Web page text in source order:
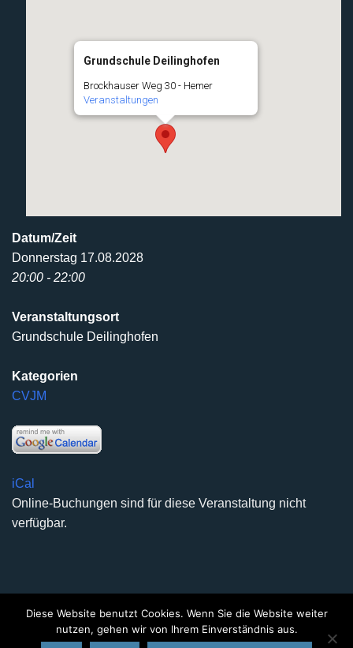
Grundschule Deilinghofen
Brockhauser Weg 30 - Hemer
Veranstaltungen
Datum/Zeit
Donnerstag 17.08.2028
20:00 - 22:00
Veranstaltungsort
Grundschule Deilinghofen
Kategorien
CVJM
iCal
Online-Buchungen sind für diese Veranstaltung nicht
verfügbar.
DATENSCHUTZERKLÄRUNG IMPRESSUM KONTAKT
Copyright 2026 ©Kirchengemeinde Deilinghofen- Design
Diese Website benutzt Cookies. Wenn Sie die Website weiter
nutzen, gehen wir von Ihrem Einverständnis aus.